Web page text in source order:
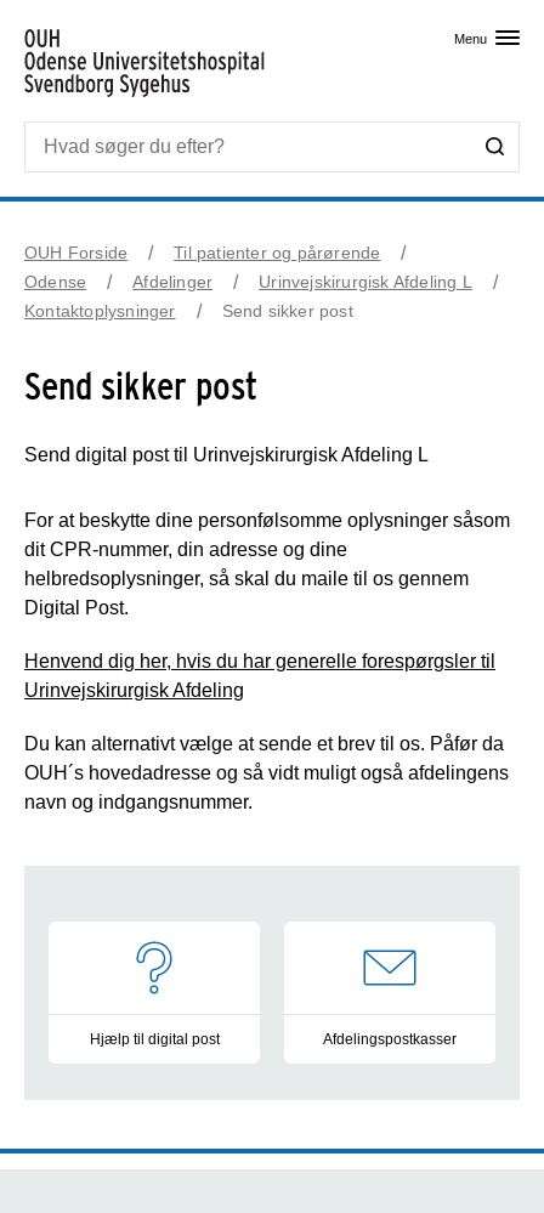
Menu
OUH Forside
Til patienter og pårørende
Odense
Afdelinger
Urinvejskirurgisk Afdeling L
Kontaktoplysninger
Send sikker post
Send sikker post
Send digital post til Urinvejskirurgisk Afdeling L
For at beskytte dine personfølsomme oplysninger såsom
dit CPR-nummer, din adresse og dine
helbredsoplysninger, så skal du maile til os gennem
Digital Post.
Henvend dig her, hvis du har generelle forespørgsler til
Urinvejskirurgisk Afdeling
Du kan alternativt vælge at sende et brev til os. Påfør da
OUH´s hovedadresse og så vidt muligt også afdelingens
navn og indgangsnummer.
Hjælp til digital post Afdelingspostkasser